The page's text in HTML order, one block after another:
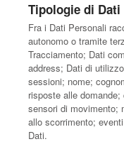
Tipologie di
Fra i Dati Personali
autonomo o tramite
Tracciamento; Dati
address; Dati di
sessioni; nome;
risposte alle
sensori di movimento;
allo scorrimento;
Dati.